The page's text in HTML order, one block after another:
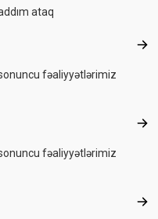
ataq
fəaliyyətlərimiz
fəaliyyətlərimiz